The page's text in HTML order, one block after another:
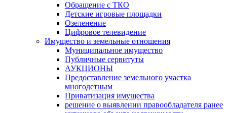
Обращение с ТКО
Детские игровые площадки
Озеленение
Цифровое телевидение
Имущество и земельные отношения
Муниципальное имущество
Публичные сервитуты
АУКЦИОНЫ
Предоставление земельного участка
многодетным
Приватизация имущества
решение о выявлении правообладателя ранее